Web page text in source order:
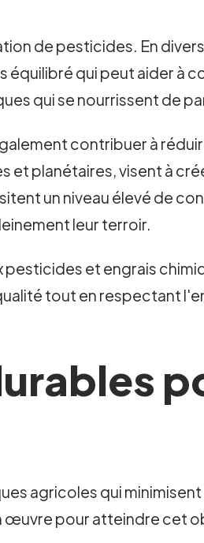
de pesticides. En
qui peut aider à
qui se nourrissent de
contribuer à
et planétaires, visent à
un niveau élevé de
leur terroir.
et engrais
tout en respectant
agricoles qui
œuvre pour atteindre cet